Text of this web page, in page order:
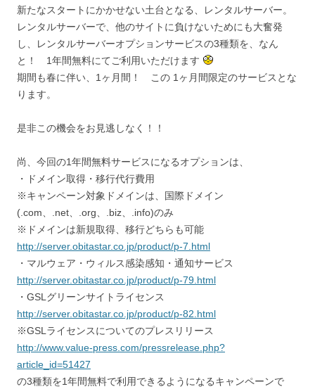
新たなスタートにかかせない土台となる、レンタルサーバー。
レンタルサーバーで、他のサイトに負けないためにも大奮発
し、レンタルサーバーオプションサービスの3種類を、なん
と！ 1年間無料にてご利用いただけます
期間も春に伴い、1ヶ月間！ この 1ヶ月間限定のサービスとな
ります。
是非この機会をお見逃しなく！！
尚、今回の1年間無料サービスになるオプションは、
・ドメイン取得・移行代行費用
※キャンペーン対象ドメインは、国際ドメイン
(.com、.net、.org、.biz、.info)のみ
※ドメインは新規取得、移行どちらも可能
http://server.obitastar.co.jp/product/p-7.html
・マルウェア・ウィルス感染感知・通知サービス
http://server.obitastar.co.jp/product/p-79.html
・GSLグリーンサイトライセンス
http://server.obitastar.co.jp/product/p-82.html
※GSLライセンスについてのプレスリリース
http://www.value-press.com/pressrelease.php?
article_id=51427
の3種類を1年間無料で利用できるようになるキャンペーンで